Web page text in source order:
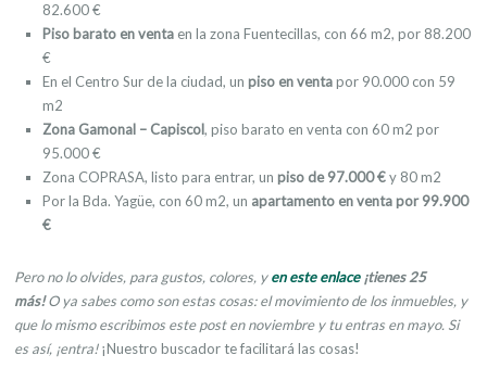
82.600 €
Piso barato en venta en la zona Fuentecillas, con 66 m2, por 88.200
€
En el Centro Sur de la ciudad, un piso en ventapor 90.000 con 59
m2
Zona Gamonal – Capiscol, piso barato en venta con 60 m2 por
95.000 €
Zona COPRASA, listo para entrar, un piso de 97.000 €y 80 m2
Por la Bda. Yagüe, con 60 m2, un apartamento en venta por 99.900
€
Pero no lo olvides, para gustos, colores, yen este enlace ¡tienes 25
más!O ya sabes como son estas cosas: el movimiento de los inmuebles, y
que lo mismo escribimos este post en noviembre y tu entras en mayo. Si
es así, ¡entra!¡Nuestro buscador te facilitará las cosas!